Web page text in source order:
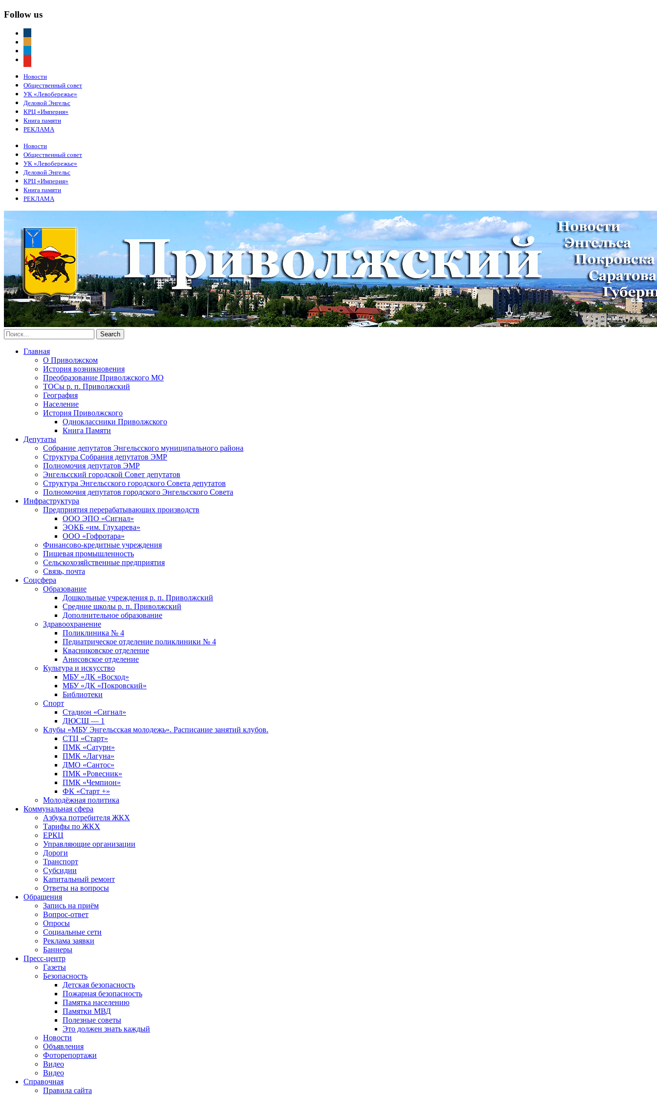
Follow us
Новости
Общественный совет
УК «Левобережье»
Деловой Энгельс
КРЦ «Империя»
Книга памяти
РЕКЛАМА
Новости
Общественный совет
УК «Левобережье»
Деловой Энгельс
КРЦ «Империя»
Книга памяти
РЕКЛАМА
Главная
О Приволжском
История возникновения
Преобразование Приволжского МО
ТОСы р. п. Приволжский
География
Население
История Приволжского
Одноклассники Приволжского
Книга Памяти
Депутаты
Собрание депутатов Энгельсского муниципального района
Структура Собрания депутатов ЭМР
Полномочия депутатов ЭМР
Энгельсский городской Совет депутатов
Структура Энгельсского городского Совета депутатов
Полномочия депутатов городского Энгельсского Совета
Инфраструктура
Предприятия перерабатывающих производств
ООО ЭПО «Сигнал»
ЭОКБ «им. Глухарева»
ООО «Гофротара»
Финансово-кредитные учреждения
Пищевая промышленность
Сельскохозяйственные предприятия
Связь, почта
Соцсфера
Образование
Дошкольные учреждения р. п. Приволжский
Средние школы р. п. Приволжский
Дополнительное образование
Здравоохранение
Поликлиника № 4
Педиатрическое отделение поликлиники № 4
Квасниковское отделение
Анисовское отделение
Культура и искусство
МБУ «ДК «Восход»
МБУ «ДК «Покровский»
Библиотеки
Спорт
Стадион «Сигнал»
ДЮСШ — 1
Клубы «МБУ Энгельсская молодежь». Расписание занятий клубов.
СТЦ «Старт»
ПМК «Сатурн»
ПМК «Лагуна»
ДМО «Сантос»
ПМК «Ровесник»
ПМК «Чемпион»
ФК «Старт +»
Молодёжная политика
Коммунальная сфера
Азбука потребителя ЖКХ
Тарифы по ЖКХ
ЕРКЦ
Управляющие организации
Дороги
Транспорт
Субсидии
Капитальный ремонт
Ответы на вопросы
Обращения
Запись на приём
Вопрос-ответ
Опросы
Социальные сети
Реклама заявки
Баннеры
Пресс-центр
Газеты
Безопасность
Детская безопасность
Пожарная безопасность
Памятка населению
Памятки МВД
Полезные советы
Это должен знать каждый
Новости
Объявления
Фоторепортажи
Видео
Видео
Справочная
Правила сайта